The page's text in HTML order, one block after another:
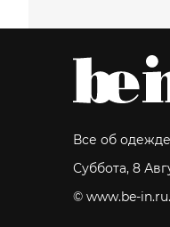
Все об
Суббота, 8
© www.be-